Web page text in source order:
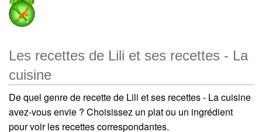
Les recettes de Lili et ses recettes - La
cuisine
De quel genre de recette de Lili et ses recettes - La cuisine
avez-vous envie ? Choisissez un plat ou un ingrédient
pour voir les recettes correspondantes.